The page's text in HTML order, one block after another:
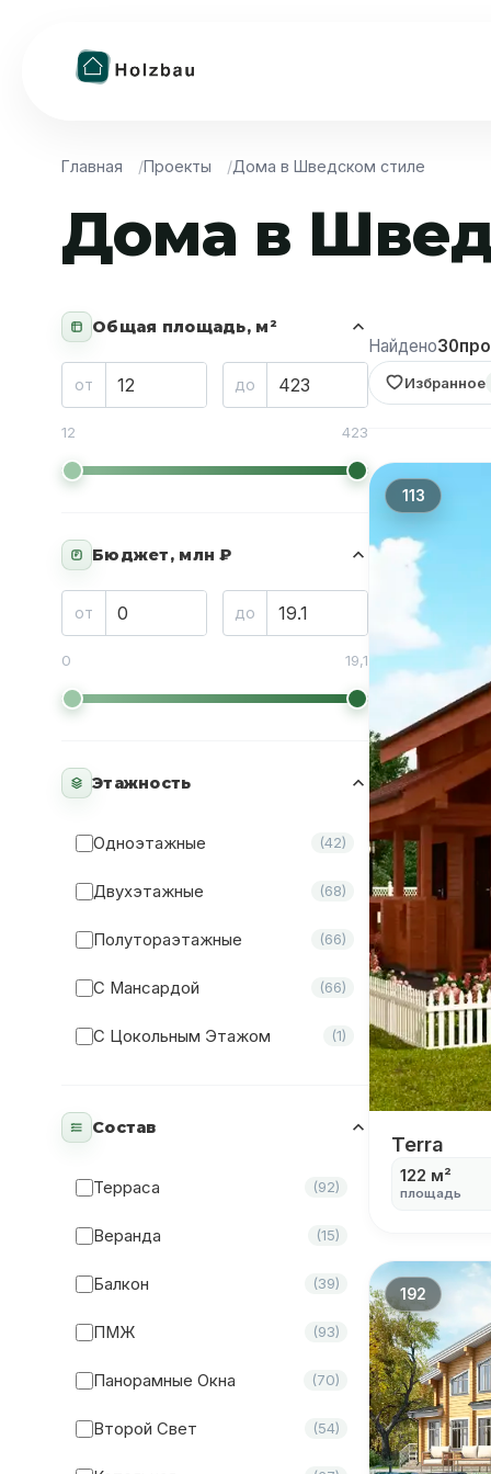
Главная Проекты Дома в Шведском стиле
Дома в
Общая площадь, м²
от до
12 423
₽ Бюджет, млн ₽
от до
0 19,1
Этажность
Одноэтажные (42)
Двухэтажные (68)
Полутораэтажные (66)
С Мансардой (66)
С Цокольным Этажом (1)
Состав
Терраса (92)
Веранда (15)
Балкон (39)
ПМЖ (93)
Панорамные Окна (70)
Второй Свет (54)
Найдено30
Избранное
113
Terra
Terra
122 м²
площадь
192